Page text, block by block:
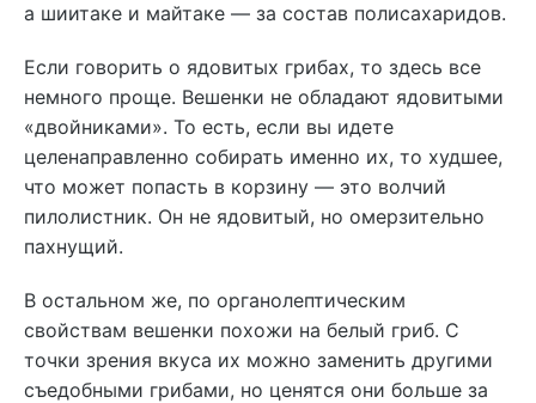
а шиитаке и майтаке — за состав полисахаридов.
Если говорить о ядовитых грибах, то здесь все
немного проще. Вешенки не обладают ядовитыми
«двойниками». То есть, если вы идете
целенаправленно собирать именно их, то худшее,
что может попасть в корзину — это волчий
пилолистник. Он не ядовитый, но омерзительно
пахнущий.
В остальном же, по органолептическим
свойствам вешенки похожи на белый гриб. С
точки зрения вкуса их можно заменить другими
съедобными грибами, но ценятся они больше за